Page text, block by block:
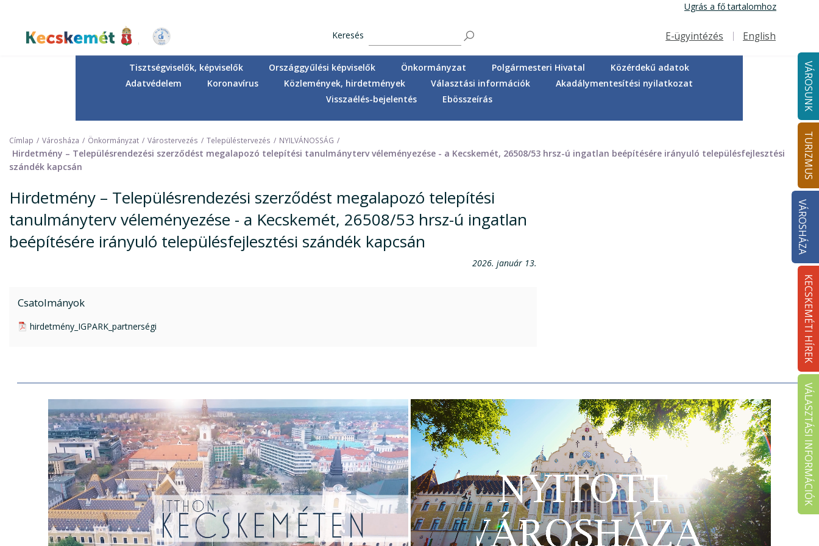
tartalomra
Ugrás a fő tartalomhoz
Kecskemét Város Honlapja
Keresés
Felső navigáció
E-ügyintézés English
VÁROSUNK
TURIZMUS
VÁROSHÁZA
KECSKEMÉTI HÍREK
VÁLASZTÁSI INFORMÁCIÓK
Tisztségviselők, képviselők Országgyűlési képviselők Önkormányzat Polgármesteri Hivatal
Közérdekű adatok
Adatvédelem
Koronavírus Közlemények, hirdetmények Választási információk
Akadálymentesítési nyilatkozat
Visszaélés-bejelentés
Ebösszeírás
Címlap Városháza Önkormányzat Várostervezés Településtervezés NYILVÁNOSSÁG
Hirdetmény – Településrendezési szerződést megalapozó telepítési tanulmányterv véleményezése - a Kecskemét, 26508/53 hrsz-ú ingatlan beépítésére irányuló településfejlesztési
szándék kapcsán
Hirdetmény – Településrendezési szerződést megalapozó telepítési
tanulmányterv véleményezése - a Kecskemét, 26508/53 hrsz-ú ingatlan
beépítésére irányuló településfejlesztési szándék kapcsán
2026. január 13.
Csatolmányok
pdf csatolmány:
hirdetmény_IGPARK_partnerségi